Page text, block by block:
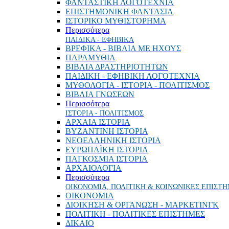
ΦΑΝΤΑΣΤΙΚΗ ΛΟΓΟΤΕΧΝΙΑ
ΕΠΙΣΤΗΜΟΝΙΚΗ ΦΑΝΤΑΣΙΑ
ΙΣΤΟΡΙΚΟ ΜΥΘΙΣΤΟΡΗΜΑ
Περισσότερα
ΠΑΙΔΙΚΑ - ΕΦΗΒΙΚΑ
ΒΡΕΦΙΚΑ - ΒΙΒΛΙΑ ΜΕ ΗΧΟΥΣ
ΠΑΡΑΜΥΘΙΑ
ΒΙΒΛΙΑ ΔΡΑΣΤΗΡΙΟΤΗΤΩΝ
ΠΑΙΔΙΚΗ - ΕΦΗΒΙΚΗ ΛΟΓΟΤΕΧΝΙΑ
ΜΥΘΟΛΟΓΙΑ - ΙΣΤΟΡΙΑ - ΠΟΛΙΤΙΣΜΟΣ
ΒΙΒΛΙΑ ΓΝΩΣΕΩΝ
Περισσότερα
ΙΣΤΟΡΙΑ - ΠΟΛΙΤΙΣΜΟΣ
ΑΡΧΑΙΑ ΙΣΤΟΡΙΑ
ΒΥΖΑΝΤΙΝΗ ΙΣΤΟΡΙΑ
ΝΕΟΕΛΛΗΝΙΚΗ ΙΣΤΟΡΙΑ
ΕΥΡΩΠΑΪΚΗ ΙΣΤΟΡΙΑ
ΠΑΓΚΟΣΜΙΑ ΙΣΤΟΡΙΑ
ΑΡΧΑΙΟΛΟΓΙΑ
Περισσότερα
ΟΙΚΟΝΟΜΙΑ, ΠΟΛΙΤΙΚΗ & ΚΟΙΝΩΝΙΚΕΣ
ΟΙΚΟΝΟΜΙΑ
ΔΙΟΙΚΗΣΗ & ΟΡΓΑΝΩΣΗ - ΜΑΡΚΕΤΙΝΓΚ
ΠΟΛΙΤΙΚΗ - ΠΟΛΙΤΙΚΕΣ ΕΠΙΣΤΗΜΕΣ
ΔΙΚΑΙΟ